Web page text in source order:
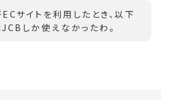
サイトを利用したとき、以下
しか使えなかったわ。